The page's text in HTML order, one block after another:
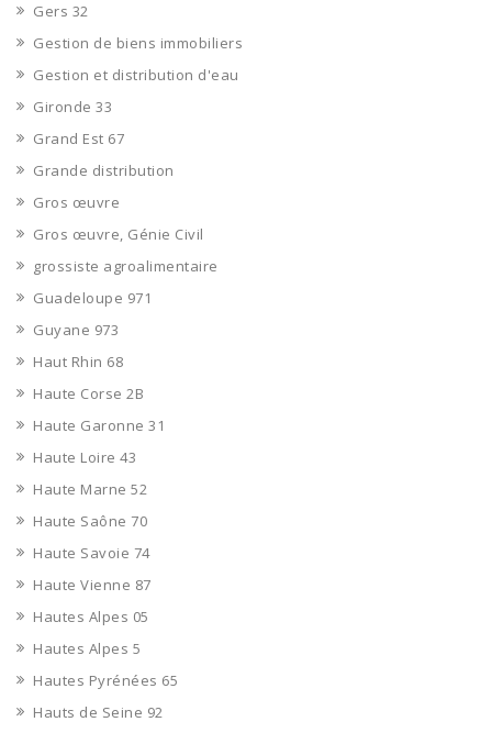
Gers 32
Gestion de biens immobiliers
Gestion et distribution d'eau
Gironde 33
Grand Est 67
Grande distribution
Gros œuvre
Gros œuvre, Génie Civil
grossiste agroalimentaire
Guadeloupe 971
Guyane 973
Haut Rhin 68
Haute Corse 2B
Haute Garonne 31
Haute Loire 43
Haute Marne 52
Haute Saône 70
Haute Savoie 74
Haute Vienne 87
Hautes Alpes 05
Hautes Alpes 5
Hautes Pyrénées 65
Hauts de Seine 92